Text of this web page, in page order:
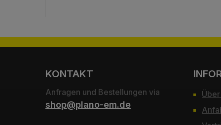
KONTAKT
Anfragen und Bestellungen via
shop@plano-em.de